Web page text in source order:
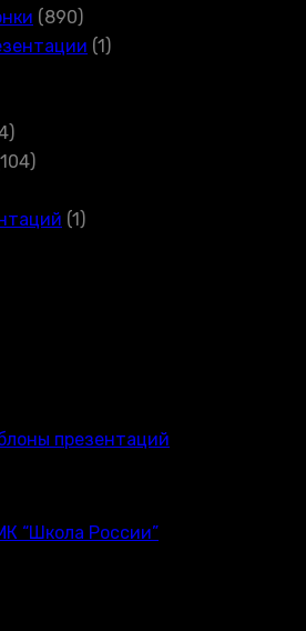
(890)
(1)
(1)
презентаций
“Школа России”